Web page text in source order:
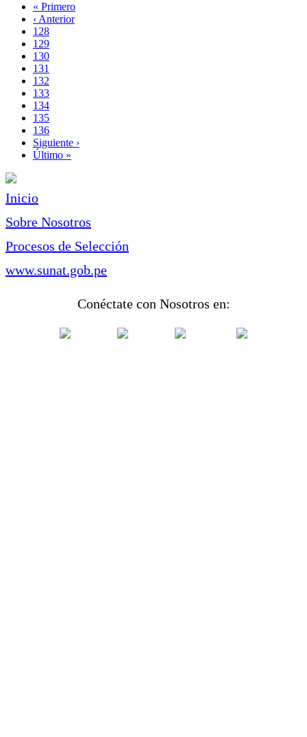
Paginación
Primera
página
« Primero
Página
anterior
‹ Anterior
Page
128
Page
129
Page
130
Page
131
Página
actual
132
Page
133
Page
134
Page
135
Page
136
Siguiente
página
Siguiente ›
Última
Último »
Inicio
Sobre Nosotros
Procesos de Selección
www.sunat.gob.pe
Conéctate con Nosotros en: